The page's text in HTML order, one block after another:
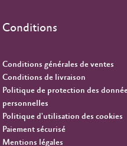
Conditions
Conditions générales de ventes
Conditions de livraison
Politique de protection des
personnelles
Politique d'utilisation des cookies
Paiement sécurisé
Mentions légales